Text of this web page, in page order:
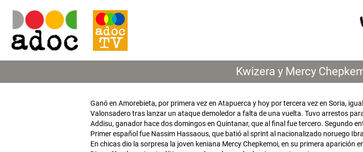
Kwizera y Mercy
Ganó en Amorebieta, por primera vez en Atapuerca y hoy por tercera vez en Soria,
Valonsadero tras lanzar un ataque demoledor a falta de una vuelta. Tuvo arrestos
Addisu, ganador hace dos domingos en Quintanar, que al final fue tercero. Segundo
Primer español fue Nassim Hassaous, que batió al sprint al nacionalizado noruego
En chicas dio la sorpresa la joven keniana Mercy Chepkemoi, en su primera